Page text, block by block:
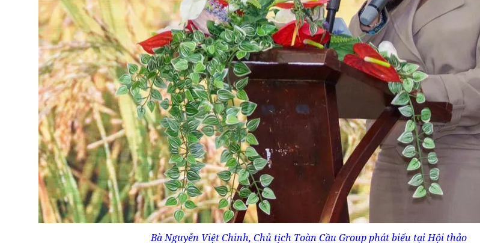
Bà Nguyễn Việt Chinh, Chủ tịch Toàn Cầu Group phát biểu tại Hội thảo